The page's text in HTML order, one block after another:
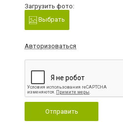
Загрузить фото:
Выбрать
Авторизоваться
Отправить